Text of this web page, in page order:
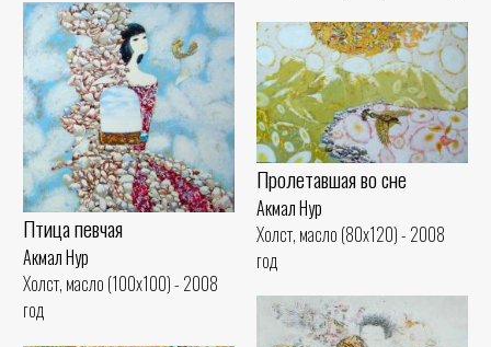
Птица певчая
Акмал Нур
Холст, масло (100x100) - 2008
год
Пролетавшая во сне
Акмал Нур
Холст, масло (80x120) - 2008
год